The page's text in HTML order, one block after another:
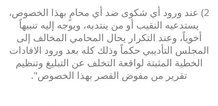
2) عند ورود أي شكوى ضد أي محامٍ بهذا الخصوص،
يستدعيه النقيب أو من ينتدبه، ويوجه إليه تنبيهاً
أخوياً، وعند التكرار يحال المحامي المخالف إلى
المجلس التأديبي حكماً وذلك كله بعد ورود الافادات
الخطية المثبتة لواقعة التخلف عن التبليغ وتنظيم
تقرير من مفوض القصر بهذا الخصوص".